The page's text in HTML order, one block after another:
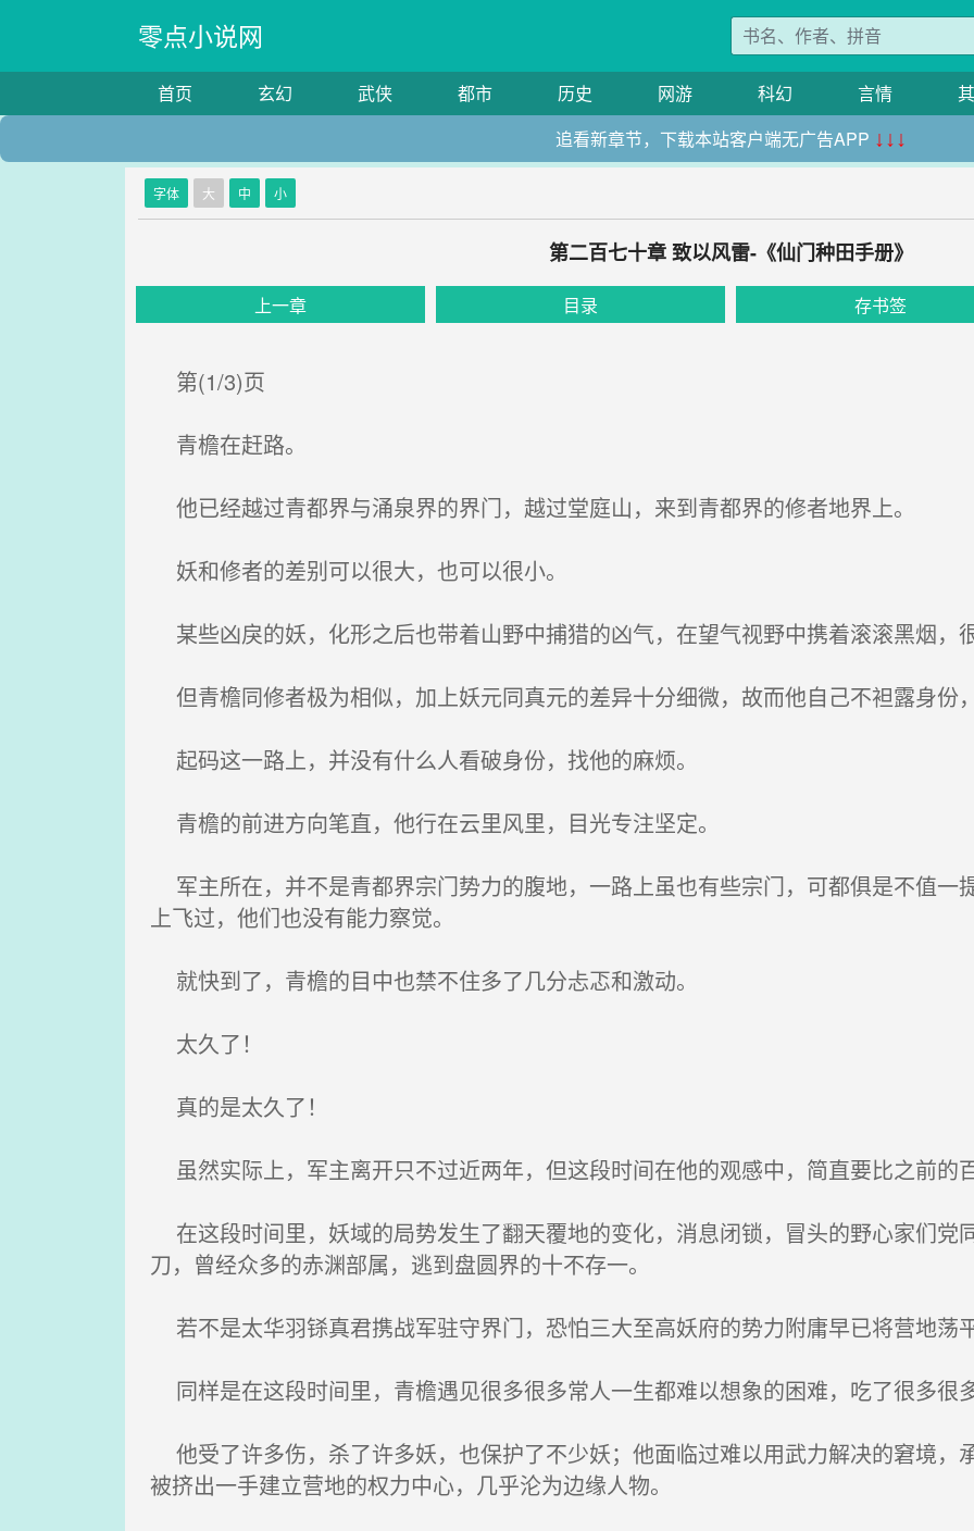
零点小说网
首页 玄幻 武侠 都市 历史 网游 科幻 言情
追看新章节，下载本站客户端无广告APP ↓↓↓
字体 大 中 小
第二百七十章 致以风雷-《仙门种田手册》
上一章 目录 存书签
第(1/3)页
青檐在赶路。
他已经越过青都界与涌泉界的界门，越过堂庭山，来到青都界的修者地界上。
妖和修者的差别可以很大，也可以很小。
某些凶戾的妖，化形之后也带着山野中捕猎的凶气，在望气视野中携着滚滚黑烟，
但青檐同修者极为相似，加上妖元同真元的差异十分细微，故而他自己不袒露身份
起码这一路上，并没有什么人看破身份，找他的麻烦。
青檐的前进方向笔直，他行在云里风里，目光专注坚定。
军主所在，并不是青都界宗门势力的腹地，一路上虽也有些宗门，可都俱是不值一
上飞过，他们也没有能力察觉。
就快到了，青檐的目中也禁不住多了几分忐忑和激动。
太久了！
真的是太久了！
虽然实际上，军主离开只不过近两年，但这段时间在他的观感中，简直要比之前的
在这段时间里，妖域的局势发生了翻天覆地的变化，消息闭锁，冒头的野心家们党
刀，曾经众多的赤渊部属，逃到盘圆界的十不存一。
若不是太华羽铩真君携战军驻守界门，恐怕三大至高妖府的势力附庸早已将营地荡
同样是在这段时间里，青檐遇见很多很多常人一生都难以想象的困难，吃了很多很
他受了许多伤，杀了许多妖，也保护了不少妖；他面临过难以用武力解决的窘境，
被挤出一手建立营地的权力中心，几乎沦为边缘人物。